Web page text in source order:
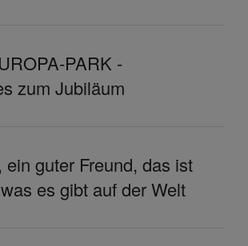
PARK -
zum Jubiläum
ein guter Freund, das ist
es gibt auf der Welt